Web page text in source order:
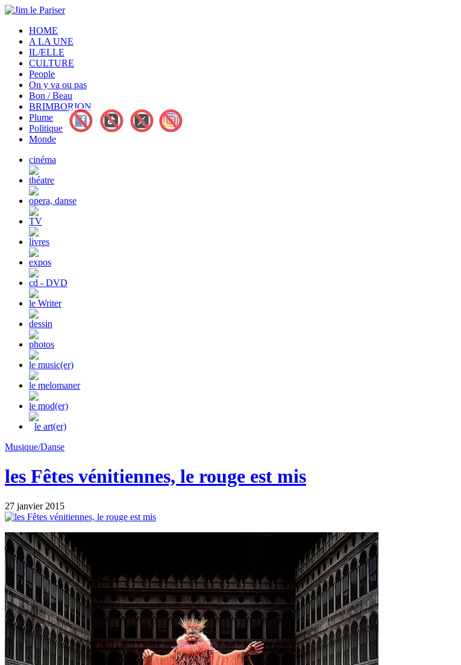
HOME
A LA UNE
IL/ELLE
CULTURE
People
On y va ou pas
Bon / Beau
BRIMBORION
Plume
Politique
Monde
cinéma
théatre
opera, danse
TV
livres
expos
cd - DVD
le Writer
dessin
photos
le music(er)
le melomaner
le mod(er)
le art(er)
Musique/Danse
les Fêtes vénitiennes, le rouge est mis
27 janvier 2015